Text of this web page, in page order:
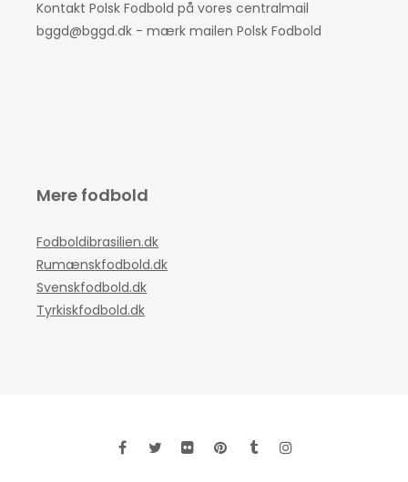
Kontakt Polsk Fodbold på vores centralmail
bggd@bggd.dk - mærk mailen Polsk Fodbold
Mere fodbold
Fodboldibrasilien.dk
Rumænskfodbold.dk
Svenskfodbold.dk
Tyrkiskfodbold.dk